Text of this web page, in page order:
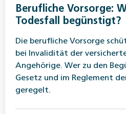
Berufliche Vorsorge:
Todesfall begünstigt?
Die berufliche Vorsorge
bei Invalidität der
Angehörige. Wer zu den
Gesetz und im Reglement
geregelt.